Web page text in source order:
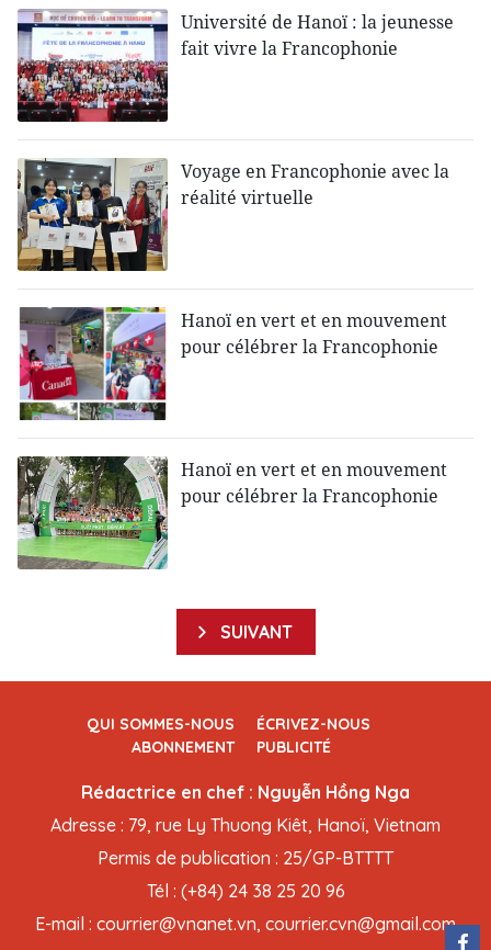
Université de Hanoï : la jeunesse
fait vivre la Francophonie
Voyage en Francophonie avec la
réalité virtuelle
Hanoï en vert et en mouvement
pour célébrer la Francophonie
Hanoï en vert et en mouvement
pour célébrer la Francophonie
SUIVANT
QUI SOMMES-NOUS
ÉCRIVEZ-NOUS
ABONNEMENT
PUBLICITÉ
Rédactrice en chef : Nguyễn Hồng Nga
Adresse : 79, rue Ly Thuong Kiêt, Hanoï, Vietnam
Permis de publication : 25/GP-BTTTT
Tél : (+84) 24 38 25 20 96
E-mail : courrier@vnanet.vn, courrier.cvn@gmail.com